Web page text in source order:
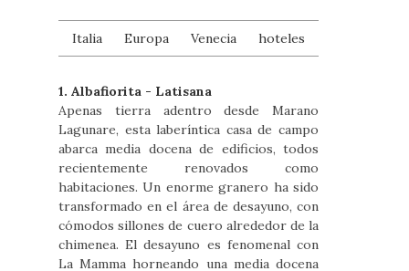
Italia Europa Venecia hoteles
1. Albafiorita - Latisana
Apenas tierra adentro desde Marano
Lagunare, esta laberíntica casa de campo
abarca media docena de edificios, todos
recientemente renovados como
habitaciones. Un enorme granero ha sido
transformado en el área de desayuno, con
cómodos sillones de cuero alrededor de la
chimenea. El desayuno es fenomenal con
La Mamma horneando una media docena